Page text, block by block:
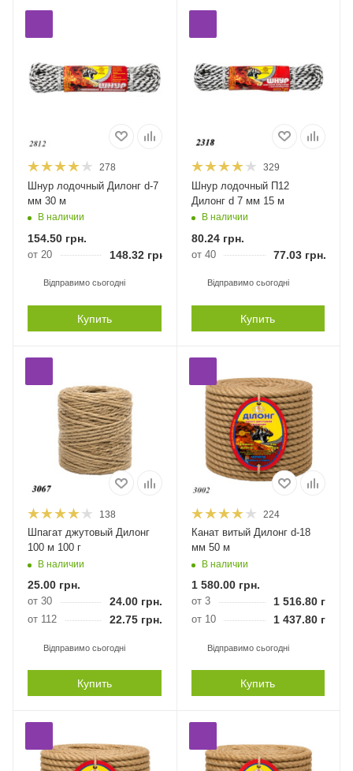
278
Шнур лодочный Дилонг d-7
мм 30 м
В наличии
154.50 грн.
от 20 148.32 грн.
Відправимо сьогодні
Купить
329
Шнур лодочный П12
Дилонг d 7 мм 15 м
В наличии
80.24грн.
от 40 77.03грн.
Відправимо сьогодні
Купить
138
Шпагат джутовый Дилонг
100 м 100 г
В наличии
25.00 грн.
от 30 24.00 грн.
от 112 22.75 грн.
Відправимо сьогодні
Купить
224
Канат витый Дилонг d-18
мм 50 м
В наличии
1 580.00грн.
от 3 1 516.80грн.
от 10 1 437.80грн.
Відправимо сьогодні
Купить